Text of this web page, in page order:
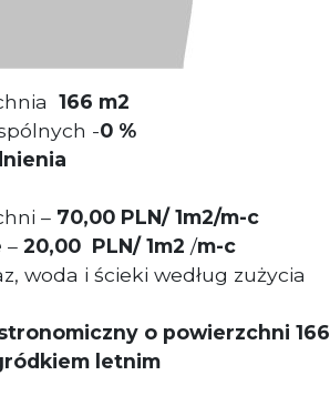
166 m2
-0 %
– 70,00 PLN/ 1m2/m-c
– 20,00 PLN/ 1m2 /m-c
woda i ścieki według zużycia
o powierzchni 166
letnim